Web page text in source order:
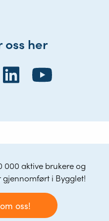
oss her
000 aktive brukere og
gjennomført i Bygglet!
oss!